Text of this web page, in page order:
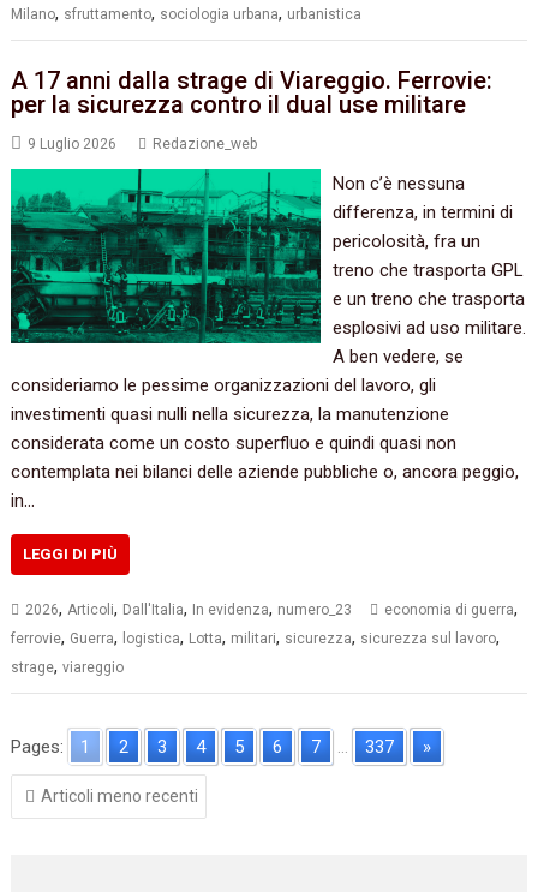
Milano, sfruttamento, sociologia urbana, urbanistica
A 17 anni dalla strage di Viareggio. Ferrovie:
per la sicurezza contro il dual use militare
9 Luglio 2026 Redazione_web
Non c’è nessuna
differenza, in termini di
pericolosità, fra un
treno che trasporta GPL
e un treno che trasporta
esplosivi ad uso militare.
A ben vedere, se
consideriamo le pessime organizzazioni del lavoro, gli
investimenti quasi nulli nella sicurezza, la manutenzione
considerata come un costo superfluo e quindi quasi non
contemplata nei bilanci delle aziende pubbliche o, ancora peggio,
in…
LEGGI DI PIÙ
2026,Articoli, Dall'Italia, In evidenza, numero_23 economia di guerra,
ferrovie, Guerra, logistica, Lotta, militari, sicurezza, sicurezza sul lavoro,
strage,viareggio
Pages: 1 2 3 4 5 6 7 ... 337 »
Navigazione
articoli
Articoli meno recenti